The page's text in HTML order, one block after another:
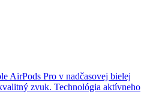
AirPods Pro v nadčasovej bielej
zvuk. Technológia aktívneho